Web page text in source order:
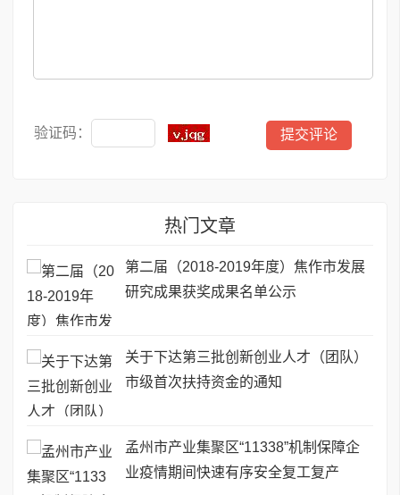
验证码：
热门文章
第二届（2018-2019年度）焦作市发展
研究成果获奖成果名单公示
关于下达第三批创新创业人才（团队）
市级首次扶持资金的通知
孟州市产业集聚区“11338”机制保障企
业疫情期间快速有序安全复工复产